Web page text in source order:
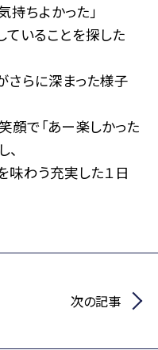
持ちよかった」
いることを探した
らに深まった様子
で「あー楽しかった
わう充実した１日
次の記事